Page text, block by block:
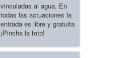
vinculadas al agua. En
todas las actuaciones la
entrada es libre y gratuita
¡Pincha la foto!